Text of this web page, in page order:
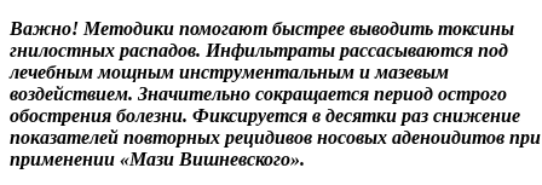
Важно! Методики помогают быстрее выводить токсины
гнилостных распадов. Инфильтраты рассасываются под
лечебным мощным инструментальным и мазевым
воздействием. Значительно сокращается период острого
обострения болезни. Фиксируется в десятки раз снижение
показателей повторных рецидивов носовых аденоидитов при
применении «Мази Вишневского».